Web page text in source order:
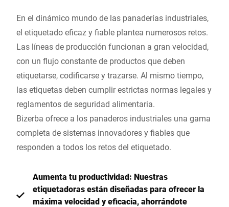
En el dinámico mundo de las panaderías industriales,
el etiquetado eficaz y fiable plantea numerosos retos.
Las líneas de producción funcionan a gran velocidad,
con un flujo constante de productos que deben
etiquetarse, codificarse y trazarse. Al mismo tiempo,
las etiquetas deben cumplir estrictas normas legales y
reglamentos de seguridad alimentaria.
Bizerba ofrece a los panaderos industriales una gama
completa de sistemas innovadores y fiables que
responden a todos los retos del etiquetado.
Aumenta tu productividad: Nuestras
etiquetadoras están diseñadas para ofrecer la
máxima velocidad y eficacia, ahorrándote